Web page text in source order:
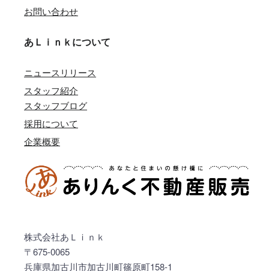
お問い合わせ
あＬｉｎｋについて
ニュースリリース
スタッフ紹介
スタッフブログ
採用について
企業概要
株式会社あＬｉｎｋ
〒675-0065
兵庫県加古川市加古川町篠原町158-1